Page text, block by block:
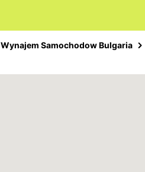
Wynajem Samochodow Bulgaria